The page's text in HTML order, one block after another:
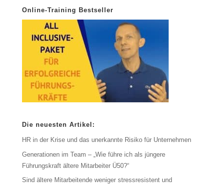
Online-Training Bestseller
Die neuesten Artikel:
HR in der Krise und das unerkannte Risiko für Unternehmen
Generationen im Team – „Wie führe ich als jüngere
Führungskraft ältere Mitarbeiter Ü50?“
Sind ältere Mitarbeitende weniger stressresistent und